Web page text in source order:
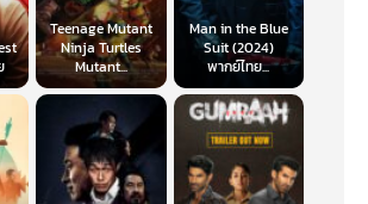
Teenage Mutant
Ninja Turtles
Mutant...
Man in the Blue
Suit (2024)
พากย์ไทย...